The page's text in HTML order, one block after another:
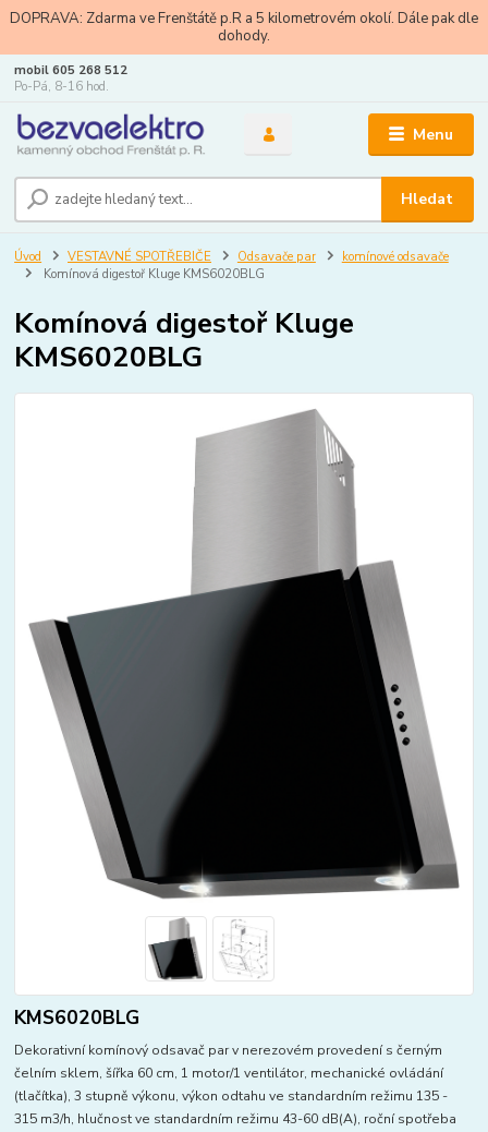
DOPRAVA: Zdarma ve Frenštátě p.R a 5 kilometrovém okolí. Dále pak dle
dohody.
Menu
Hledat
mobil 605 268 512
Po-Pá, 8-16 hod.
Úvod VESTAVNÉ SPOTŘEBIČE Odsavače par
komínové odsavače
Komínová digestoř Kluge KMS6020BLG
Komínová digestoř Kluge
KMS6020BLG
KMS6020BLG
Dekorativní komínový odsavač par v nerezovém provedení s černým
čelním sklem, šířka 60 cm, 1 motor/1 ventilátor, mechanické ovládání
(tlačítka), 3 stupně výkonu, výkon odtahu ve standardním režimu 135 -
315 m3/h, hlučnost ve standardním režimu 43-60 dB(A), roční spotřeba